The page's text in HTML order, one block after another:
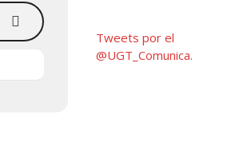
Tweets por el
@UGT_Comunica.